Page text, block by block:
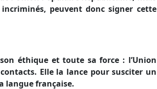
peuvent donc signer cette
éthique et toute sa force : l’Union
Elle la lance pour susciter un
langue française.